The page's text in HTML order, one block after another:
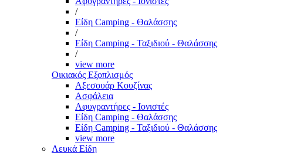
/
Είδη Camping - Θαλάσσης
/
Είδη Camping - Ταξιδιού - Θαλάσσης
/
view more
Οικιακός Εξοπλισμός
Αξεσουάρ Κουζίνας
Ασφάλεια
Αφυγραντήρες - Ιονιστές
Είδη Camping - Θαλάσσης
Είδη Camping - Ταξιδιού - Θαλάσσης
view more
Λευκά Είδη